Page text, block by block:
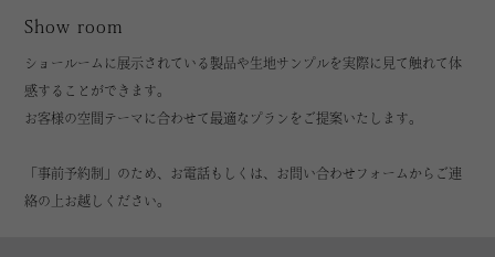
Show room
ショールームに展示されている製品や生地サンプルを実際に見て触れて体
感することができます。
お客様の空間テーマに合わせて最適なプランをご提案いたします。
「事前予約制」のため、お電話もしくは、お問い合わせフォームからご連
絡の上お越しください。